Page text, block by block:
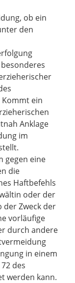
ob ein
den
Kommt ein
Anklage
im
gegen eine
die
Haftbefehls
oder der
der Zweck der
vorläufige
durch andere
in einem
des
werden kann.